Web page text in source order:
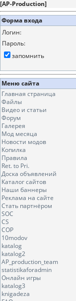
[AP-Production]
Форма входа
Логин:
Пароль:
запомнить
Меню сайта
Главная страница
Файлы
Видео и статьи
Форум
Галерея
Мод месяца
Новости модов
Копилка
Правила
Ret. to Pri.
Доска объявлений
Каталог сайтов
Наши баннеры
Реклама на сайте
Стать партнёром
SOC
CS
COP
10modov
katalog
katalog2
AP_production_team
statistikaforadmin
Онлайн игры
katalog3
knigadeza